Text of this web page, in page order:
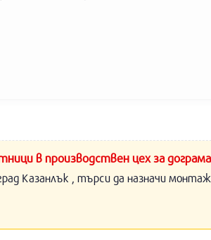
в производствен цех за дограма
Казанлък , търси да назначи